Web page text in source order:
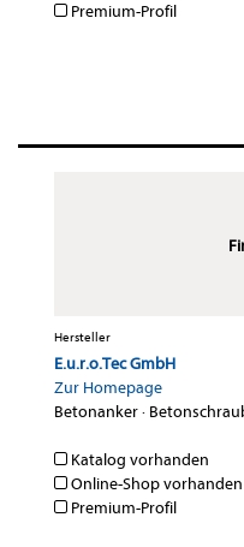
Premium-Profil
Hersteller
E.u.r.o.Tec GmbH
Zur Homepage
Betonanker·
Katalog vorhanden
Online-Shop vorhanden
Premium-Profil